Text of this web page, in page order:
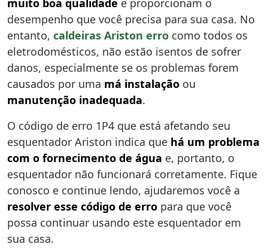
muito boa qualidade e proporcionam o
desempenho que você precisa para sua casa. No
entanto, caldeiras Ariston erro como todos os
eletrodomésticos, não estão isentos de sofrer
danos, especialmente se os problemas forem
causados por uma má instalação ou
manutenção inadequada.
O código de erro 1P4 que está afetando seu
esquentador Ariston indica que há um problema
com o fornecimento de água e, portanto, o
esquentador não funcionará corretamente. Fique
conosco e continue lendo, ajudaremos você a
resolver esse código de erro para que você
possa continuar usando este esquentador em
sua casa.